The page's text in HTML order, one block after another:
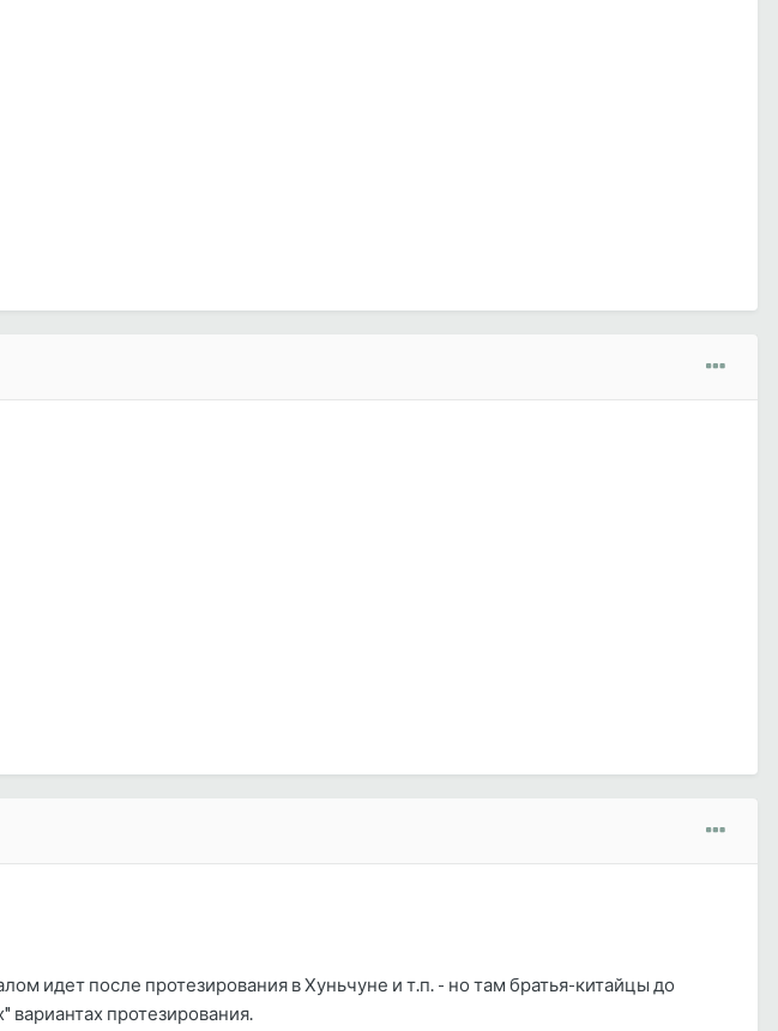
идет после протезирования в Хуньчуне и т.п. - но там братья-китайцы до
вариантах протезирования.